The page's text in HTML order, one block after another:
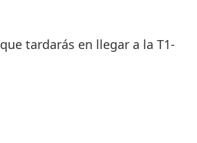
que tardarás en llegar a la T1-